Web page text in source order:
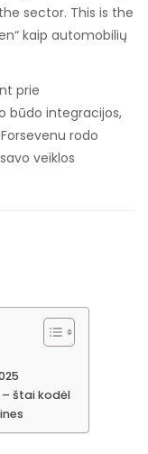
sector. This is the
kaip automobilių
prie
būdo integracijos,
rodo
veiklos
– štai kodėl